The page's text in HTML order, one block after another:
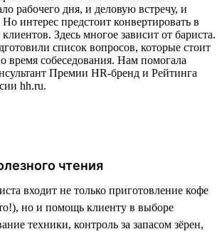
рабочего дня, и деловую встречу, и
интерес предстоит конвертировать в
Здесь многое зависит от бариста.
список вопросов, которые стоит
время собеседования. Нам помогала
Премии HR-бренд и Рейтинга
hh.ru.
чтения
входит не только приготовление кофе
но и помощь клиенту в выборе
техники, контроль за запасом зёрен,